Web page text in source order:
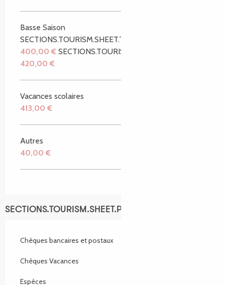
Basse Saison
SECTIONS.TOURISM.SHEET.TARIFFS.FROM
400,00 € SECTIONS.TOURISM.SHEET.TARIFFS.TO
420,00 €
Vacances scolaires
413,00 €
Autres
40,00 €
SECTIONS.TOURISM.SHEET.PAYMENTS_METHODS
Chèques bancaires et postaux
Chèques Vacances
Espèces